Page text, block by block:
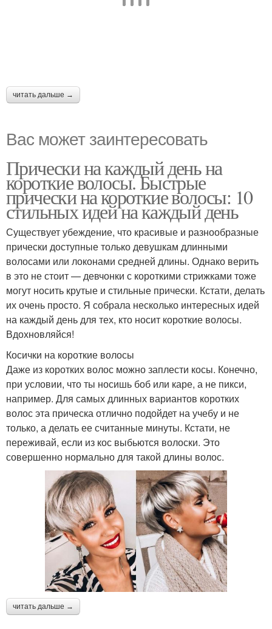
читать дальше →
Вас может заинтересовать
Прически на каждый день на
короткие волосы. Быстрые
прически на короткие волосы: 10
стильных идей на каждый день
Существует убеждение, что красивые и разнообразные
прически доступные только девушкам длинными
волосами или локонами средней длины. Однако верить
в это не стоит — девчонки с короткими стрижками тоже
могут носить крутые и стильные прически. Кстати, делать
их очень просто. Я собрала несколько интересных идей
на каждый день для тех, кто носит короткие волосы.
Вдохновляйся!
Косички на короткие волосы
Даже из коротких волос можно заплести косы. Конечно,
при условии, что ты носишь боб или каре, а не пикси,
например. Для самых длинных вариантов коротких
волос эта прическа отлично подойдет на учебу и не
только, а делать ее считанные минуты. Кстати, не
переживай, если из кос выбьются волоски. Это
совершенно нормально для такой длины волос.
читать дальше →